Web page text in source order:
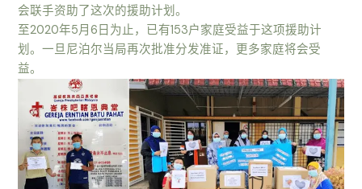
会联手资助了这次的援助计划。
至2020年5月6日为止，已有153户家庭受益于这项援助计
划。一旦尼泊尔当局再次批准分发准证，更多家庭将会受
益。